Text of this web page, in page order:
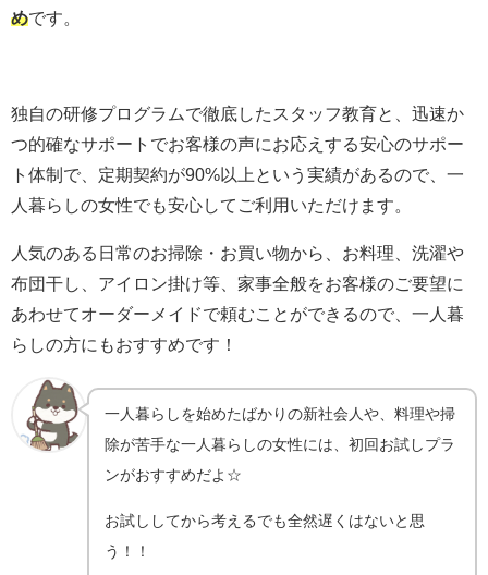
めです。
独自の研修プログラムで徹底したスタッフ教育と、迅速か
つ的確なサポートでお客様の声にお応えする安心のサポー
ト体制で、定期契約が90%以上という実績があるので、一
人暮らしの女性でも安心してご利用いただけます。
人気のある日常のお掃除・お買い物から、お料理、洗濯や
布団干し、アイロン掛け等、家事全般をお客様のご要望に
あわせてオーダーメイドで頼むことができるので、一人暮
らしの方にもおすすめです！
一人暮らしを始めたばかりの新社会人や、料理や掃
除が苦手な一人暮らしの女性には、初回お試しプラ
ンがおすすめだよ☆
お試ししてから考えるでも全然遅くはないと思
う！！